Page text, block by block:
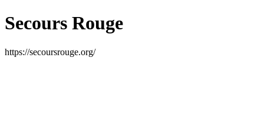
Secours Rouge
https://secoursrouge.org/